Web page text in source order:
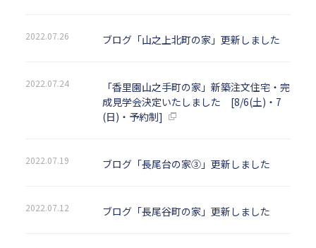
2022.07.26 ブログ「山之上北町の家」更新しました
2022.07.24
「香里園山之手町の家」新築注文住宅・完
成見学会決定いたしました [8/6(土)・7
(日)・予約制]
2022.07.19 ブログ「長尾台の家③」更新しました
2022.07.12 ブログ「長尾谷町の家」更新しました